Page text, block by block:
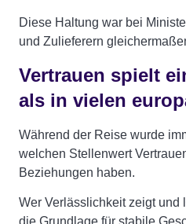
Diese Haltung war bei
und Zulieferern
Vertrauen spielt
als in vielen
Während der Reise wurde
welchen Stellenwert
Beziehungen haben.
Wer Verlässlichkeit zeigt und
die Grundlage für stabile